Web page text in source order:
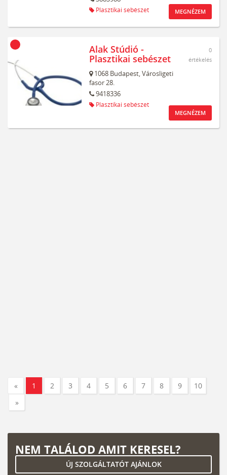
Plasztikai sebészet MEGNÉZEM
Alak Stúdió -
Plasztikai sebészet
1068 Budapest,Városligeti
fasor 28.
9418336
Plasztikai sebészet
0
értékelés
MEGNÉZEM
« 1 2 3 4 5 6 7 8 9
10
»
NEM TALÁLOD AMIT KERESEL?
ÚJ SZOLGÁLTATÓT AJÁNLOK